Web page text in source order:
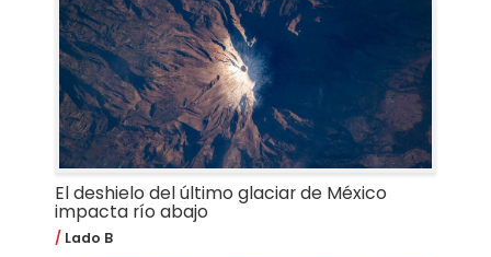
El deshielo del último glaciar de México
impacta río abajo
Lado B